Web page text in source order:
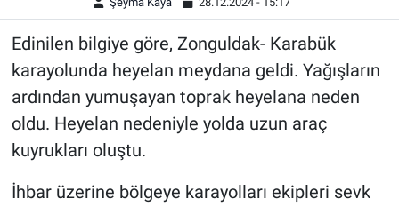
Edinilen bilgiye göre, Zonguldak- Karabük
karayolunda heyelan meydana geldi. Yağışların
ardından yumuşayan toprak heyelana neden
oldu. Heyelan nedeniyle yolda uzun araç
kuyrukları oluştu.
İhbar üzerine bölgeye karayolları ekipleri sevk